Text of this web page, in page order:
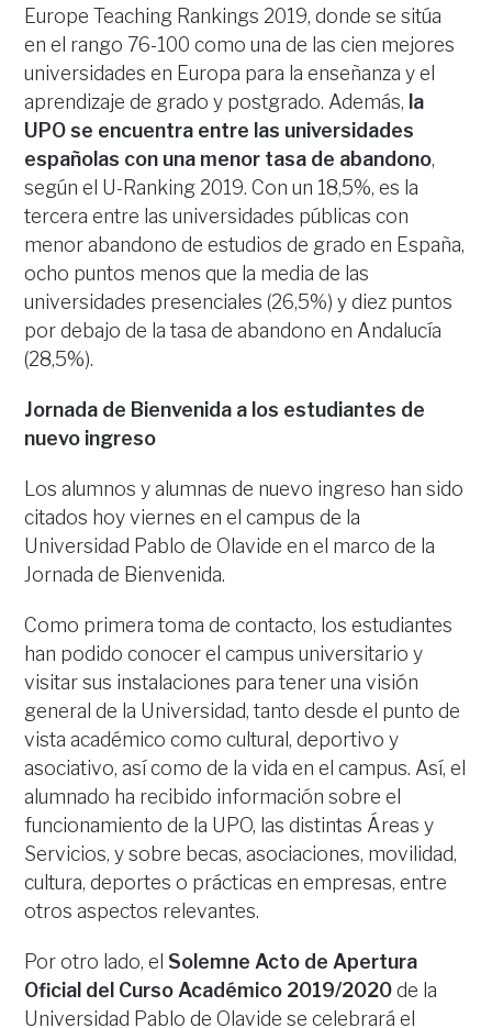
Europe Teaching Rankings 2019, donde se sitúa
en el rango 76-100 como una de las cien mejores
universidades en Europa para la enseñanza y el
aprendizaje de grado y postgrado. Además, la
UPO se encuentra entre las universidades
españolas con una menor tasa de abandono,
según el U-Ranking 2019. Con un 18,5%, es la
tercera entre las universidades públicas con
menor abandono de estudios de grado en España,
ocho puntos menos que la media de las
universidades presenciales (26,5%) y diez puntos
por debajo de la tasa de abandono en Andalucía
(28,5%).
Jornada de Bienvenida a los estudiantes de
nuevo ingreso
Los alumnos y alumnas de nuevo ingreso han sido
citados hoy viernes en el campus de la
Universidad Pablo de Olavide en el marco de la
Jornada de Bienvenida.
Como primera toma de contacto, los estudiantes
han podido conocer el campus universitario y
visitar sus instalaciones para tener una visión
general de la Universidad, tanto desde el punto de
vista académico como cultural, deportivo y
asociativo, así como de la vida en el campus. Así, el
alumnado ha recibido información sobre el
funcionamiento de la UPO, las distintas Áreas y
Servicios, y sobre becas, asociaciones, movilidad,
cultura, deportes o prácticas en empresas, entre
otros aspectos relevantes.
Por otro lado, el Solemne Acto de Apertura
Oficial del Curso Académico 2019/2020de la
Universidad Pablo de Olavide se celebrará el